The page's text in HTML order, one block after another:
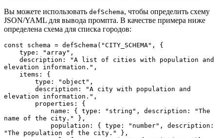
Вы можете использовать defSchema, чтобы определить схему
JSON/YAML для вывода промпта. В качестве примера ниже
определена схема для списка городов:
const schema = defSchema("CITY_SCHEMA", {
elevation information.",
elevation information.",
name of the city." },
"The population of the city." },